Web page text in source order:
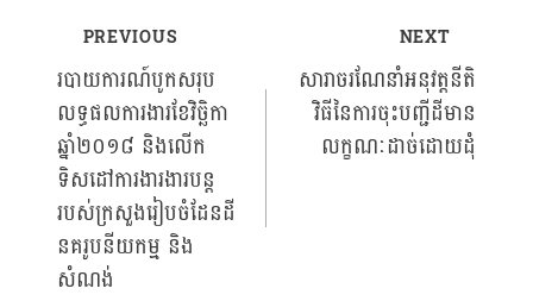
Post
navigation
PREVIOUS
របាយការណ៍បូកសរុប
លទ្ធផលការងារខែវិច្ឆិកា
ឆ្នាំ២០១៨ និងលើក
ទិសដៅការងារងារបន្ត
របស់ក្រសួងរៀបចំដែនដី
នគរូបនីយកម្ម និង
សំណង់
NEXT
សារាចរណែនាំអនុវត្តនីតិ
វិធីនៃការចុះបញ្ជីដីមាន
លក្ខណៈដាច់ដោយដុំ